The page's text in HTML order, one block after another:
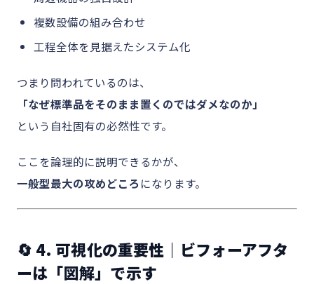
複数設備の組み合わせ
工程全体を見据えたシステム化
つまり問われているのは、
「なぜ標準品をそのまま置くのではダメなのか」
という自社固有の必然性です。
ここを論理的に説明できるかが、
一般型最大の攻めどころ になります。
🔄 4. 可視化の重要性｜ビフォーアフタ
ーは「図解」で示す